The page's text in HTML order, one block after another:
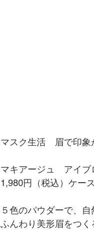
マスク生活　眉で印象
マキアージュ　アイ
1,980円（税込）ケー
５色のパウダーで、
ふんわり美形眉をつく